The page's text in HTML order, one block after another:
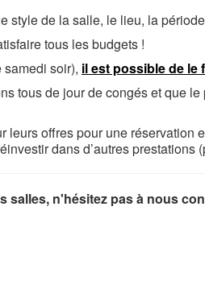
style de la salle, le lieu, la
tous les budgets !
soir), il est possible de le
de jour de congés et que
offres pour une réservation
dans d’autres
n'hésitez pas à nous